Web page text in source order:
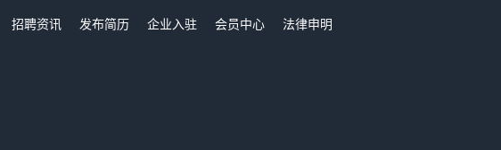
招聘资讯 发布简历 企业入驻 会员中心
法律申明